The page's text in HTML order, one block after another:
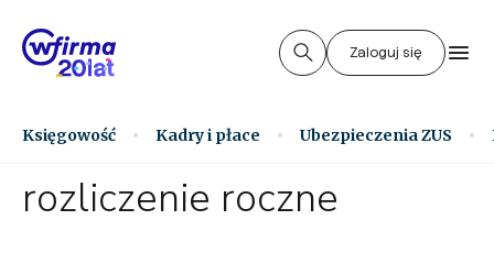
Zaloguj się
Księgowość Kadry i płace Ubezpieczenia ZUS
rozliczenie roczne